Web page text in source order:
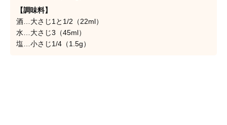
【調味料】
酒…大さじ1と1/2（22ml）
水…大さじ3（45ml）
塩…小さじ1/4（1.5g）